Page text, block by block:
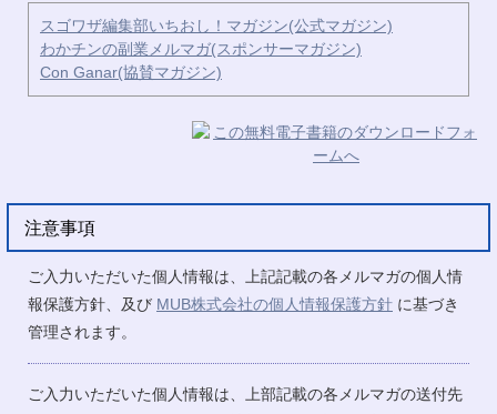
スゴワザ編集部いちおし！マガジン(公式マガジン)
わかチンの副業メルマガ(スポンサーマガジン)
Con Ganar(協賛マガジン)
注意事項
ご入力いただいた個人情報は、上記記載の各メルマガの個人情
報保護方針、及び MUB株式会社の個人情報保護方針 に基づき
管理されます。
ご入力いただいた個人情報は、上部記載の各メルマガの送付先